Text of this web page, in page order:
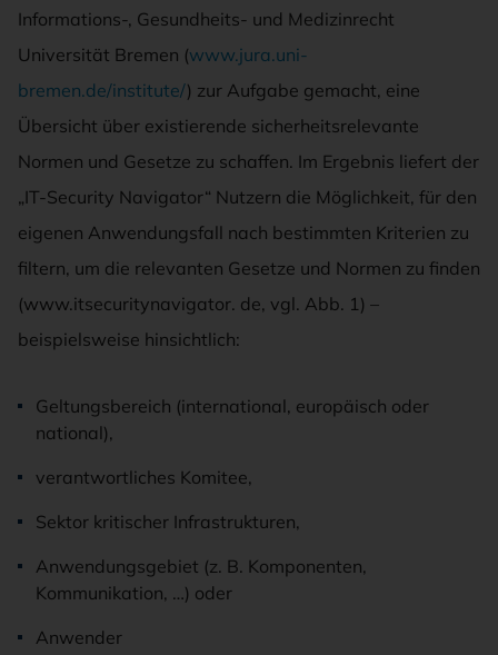
Informations-, Gesundheits- und Medizinrecht
Universität Bremen (www.jura.uni-
bremen.de/institute/) zur Aufgabe gemacht, eine
Übersicht über existierende sicherheitsrelevante
Normen und Gesetze zu schaffen. Im Ergebnis liefert der
„IT-Security Navigator“ Nutzern die Möglichkeit, für den
eigenen Anwendungsfall nach bestimmten Kriterien zu
filtern, um die relevanten Gesetze und Normen zu finden
(www.itsecuritynavigator. de, vgl. Abb. 1) –
beispielsweise hinsichtlich:
Geltungsbereich (international, europäisch oder
national),
verantwortliches Komitee,
Sektor kritischer Infrastrukturen,
Anwendungsgebiet (z. B. Komponenten,
Kommunikation, …) oder
Anwender